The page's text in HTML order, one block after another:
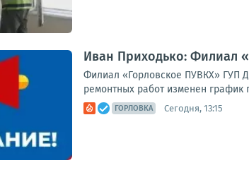
Иван Приходько: Филиал
Филиал «Горловское ПУВКХ» ГУП
ремонтных работ изменен
ГОРЛОВКА Сегодня, 13:15